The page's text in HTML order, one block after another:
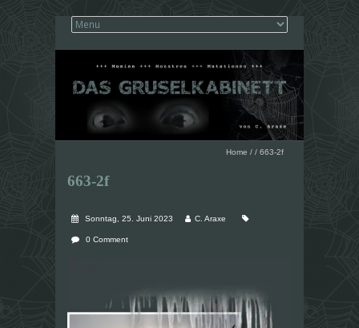
Home / / 663-2f
663-2f
Sonntag, 25. Juni 2023 C. Araxe
0 Comment